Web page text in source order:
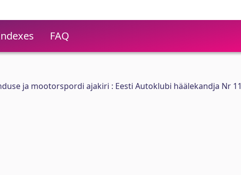
FAQ
ja mootorspordi ajakiri : Eesti Autoklubi häälekandja Nr 11